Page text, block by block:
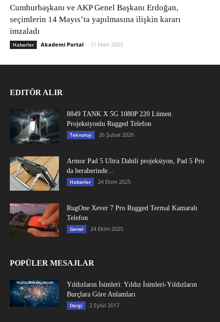
Cumhurbaşkanı ve AKP Genel Başkanı Erdoğan,
seçimlerin 14 Mayıs’ta yapılmasına ilişkin kararı
imzaladı
Haberler Akademi Portal - 11 Mart 2023
EDITÖR ALIR
8849 TANK X 5G 1080P 220 Lümen
Projeksiyonlu Rugged Telefon
Teknoloji 26 Şubat 2026
Armor Pad 5 Ultra Dahili projeksiyon, Pad 5 Pro
da beraberinde...
Haberler 24 Ekim 2025
RugOne Xever 7 Pro Rugged Termal Kamaralı
Telefon
Genel 24 Ekim 2025
POPÜLER MESAJLAR
Yıldızların İsimleri: Yıldız İsimleri-Yıldızların
Burçlara Göre Anlamları
Dergi 2 Eylül 2017